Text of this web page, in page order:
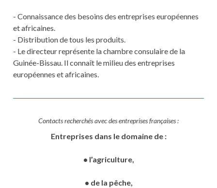
- Connaissance des besoins des entreprises européennes
et africaines.
- Distribution de tous les produits.
- Le directeur représente la chambre consulaire de la
Guinée-Bissau. Il connaît le milieu des entreprises
européennes et africaines.
Contacts recherchés avec des entreprises françaises :
Entreprises dans le domaine de :
• l’agriculture,
• de la pêche,